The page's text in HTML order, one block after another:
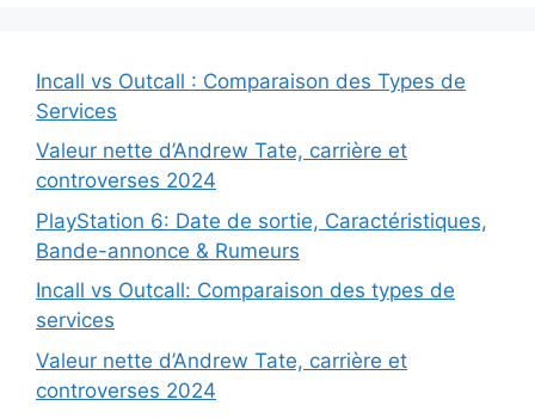
Incall vs Outcall : Comparaison des Types de
Services
Valeur nette d’Andrew Tate, carrière et
controverses 2024
PlayStation 6: Date de sortie, Caractéristiques,
Bande-annonce & Rumeurs
Incall vs Outcall: Comparaison des types de
services
Valeur nette d’Andrew Tate, carrière et
controverses 2024